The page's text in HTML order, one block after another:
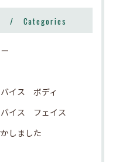
Categories
イス ボディ
バイス フェイス
しました